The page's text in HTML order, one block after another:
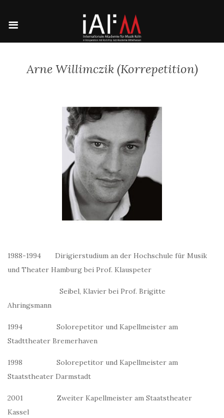
Arne Willimczik (Korrepetition)
1988-1994 Dirigierstudium an der Hochschule für Musik
und Theater Hamburg bei Prof. Klauspeter
Seibel, Klavier bei Prof. Brigitte
Ahringsmann
1994 Solorepetitor und Kapellmeister am
Stadttheater Bremerhaven
1998 Solorepetitor und Kapellmeister am
Staatstheater Darmstadt
2001 Zweiter Kapellmeister am Staatstheater
Kassel